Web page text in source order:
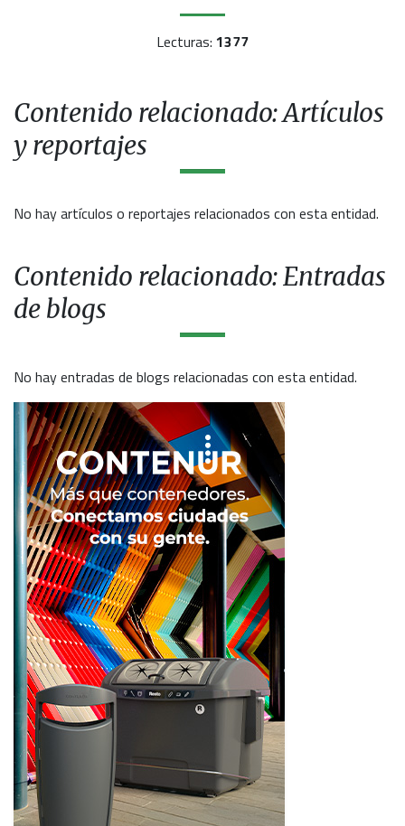
Lecturas: 1377
Contenido relacionado: Artículos
y reportajes
No hay artículos o reportajes relacionados con esta entidad.
Contenido relacionado: Entradas
de blogs
No hay entradas de blogs relacionadas con esta entidad.